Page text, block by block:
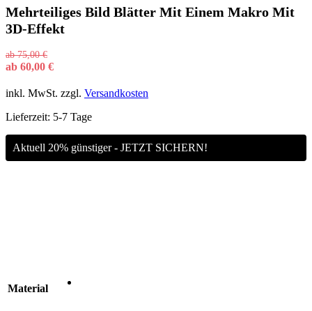
Mehrteiliges Bild Blätter Mit Einem Makro Mit
3D-Effekt
ab75,00€
ab 60,00 €
inkl. MwSt. zzgl. Versandkosten
Lieferzeit: 5-7 Tage
Aktuell 20% günstiger - JETZT SICHERN!
Material